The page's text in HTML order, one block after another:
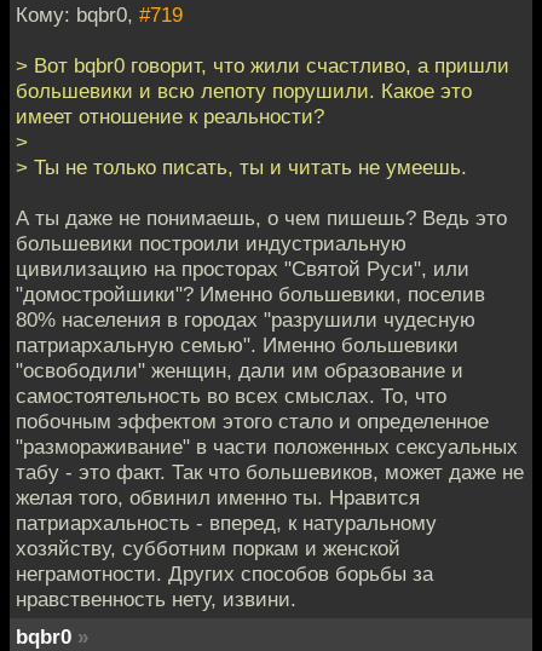
Кому: bqbr0, #719
> Вот bqbr0 говорит, что жили счастливо, а пришли
большевики и всю лепоту порушили. Какое это
имеет отношение к реальности?
>
> Ты не только писать, ты и читать не умеешь.
А ты даже не понимаешь, о чем пишешь? Ведь это
большевики построили индустриальную
цивилизацию на просторах "Святой Руси", или
"домостройшики"? Именно большевики, поселив
80% населения в городах "разрушили чудесную
патриархальную семью". Именно большевики
"освободили" женщин, дали им образование и
самостоятельность во всех смыслах. То, что
побочным эффектом этого стало и определенное
"размораживание" в части положенных сексуальных
табу - это факт. Так что большевиков, может даже не
желая того, обвинил именно ты. Нравится
патриархальность - вперед, к натуральному
хозяйству, субботним поркам и женской
неграмотности. Других способов борьбы за
нравственность нету, извини.
bqbr0 »